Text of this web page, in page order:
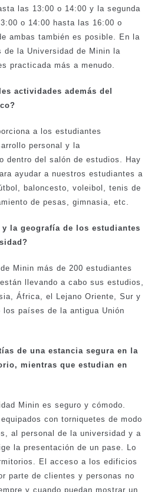
las 13:00 o 14:00 y la segunda
o 14:00 hasta las 16:00 o
ambas también es posible. En la
de la Universidad de Minin la
practicada más a menudo.
actividades además del
a los estudiantes
personal y la
dentro del salón de estudios. Hay
ayudar a nuestros estudiantes a
baloncesto, voleibol, tenis de
de pesas, gimnasia, etc.
la geografía de los estudiantes
Minin más de 200 estudiantes
llevando a cabo sus estudios,
África, el Lejano Oriente, Sur y
países de la antigua Unión
de una estancia segura en la
mientras que estudian en
Minin es seguro y cómodo.
con torniquetes de modo
al personal de la universidad y a
la presentación de un pase. Lo
El acceso a los edificios
parte de clientes y personas no
y cuando puedan mostrar un